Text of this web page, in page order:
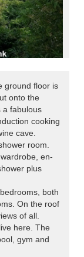
ground floor is
onto the
a fabulous
cooking
cave.
room.
en-
plus
both
On the roof
of all.
here. The
gym and